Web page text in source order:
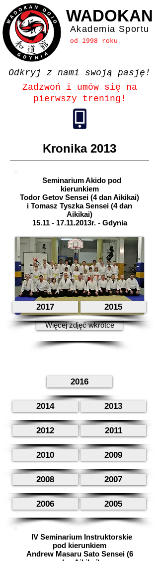
WADOKAN
Akademia Sportu
od 1998 roku
Odkryj z nami swoją pasję!
Zadzwoń i umów się na
pierwszy trening!
Kronika 2013
Seminarium Akido pod
kierunkiem
Todor Getov Sensei (4 dan Aikikai)
i Tomasz Tyszka Sensei (4 dan
Aikikai)
15.11 - 17.11.2013r. - Gdynia
Więcej zdjęć wkrótce
2017 2015
2016
2014 2013
2012 2011
2010 2009
2008 2007
2006 2005
IV Seminarium Instruktorskie
pod kierunkiem
Andrew Masaru Sato Sensei (6